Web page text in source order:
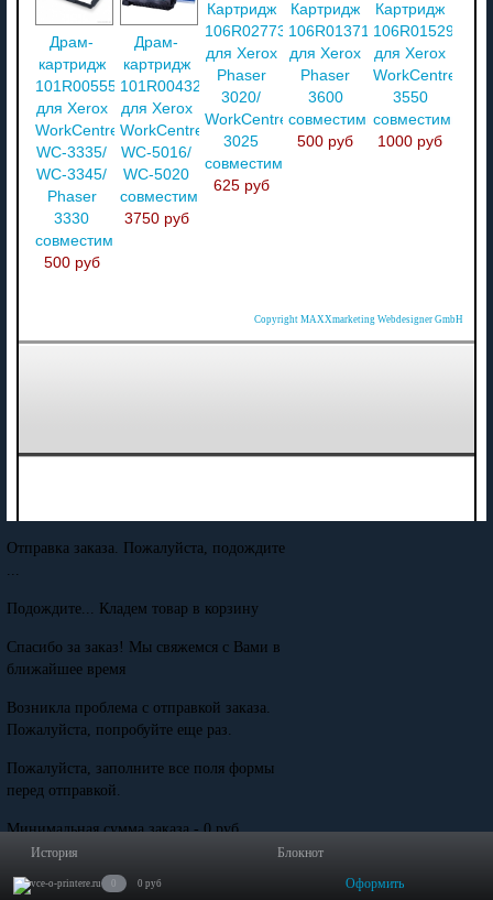
Драм-
картридж
101R00555
для Xerox
WorkCentre
WC-3335/
WC-3345/
Phaser
3330
совместимый
500 руб
Драм-
картридж
101R00432
для Xerox
WorkCentre
WC-5016/
WC-5020
совместимый
3750 руб
Картридж
106R02773
для Xerox
Phaser
3020/
WorkCentre
3025
совместимый
625 руб
Картридж
106R01371
для Xerox
Phaser
3600
совместимый
500 руб
Картридж
106R01529
для Xerox
WorkCentre
3550
совместимый
1000 руб
Copyright MAXXmarketing Webdesigner GmbH
История Блокнот
0 0 руб Оформить
Отправка заказа. Пожалуйста, подождите
Подождите... Кладем товар в корзину
Спасибо за заказ! Мы свяжемся с Вами в
ближайшее время
Возникла проблема с отправкой заказа.
Пожалуйста, попробуйте еще раз.
Пожалуйста, заполните все поля формы
перед отправкой.
Минимальная сумма заказа - 0 руб.